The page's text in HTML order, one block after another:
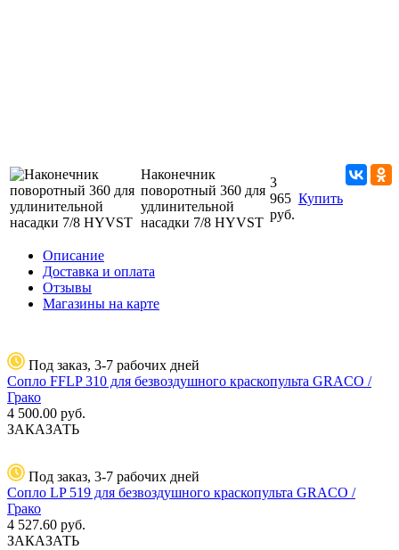
Наконечник
поворотный 360 для
удлинительной
насадки 7/8 HYVST
3
965
руб.
Купить
Описание
Доставка и оплата
Отзывы
Магазины на карте
Под заказ, 3-7 рабочих дней
Сопло FFLP 310 для безвоздушного краскопульта GRACO /
Грако
4 500.00 руб.
ЗАКАЗАТЬ
Под заказ, 3-7 рабочих дней
Сопло LP 519 для безвоздушного краскопульта GRACO /
Грако
4 527.60 руб.
ЗАКАЗАТЬ